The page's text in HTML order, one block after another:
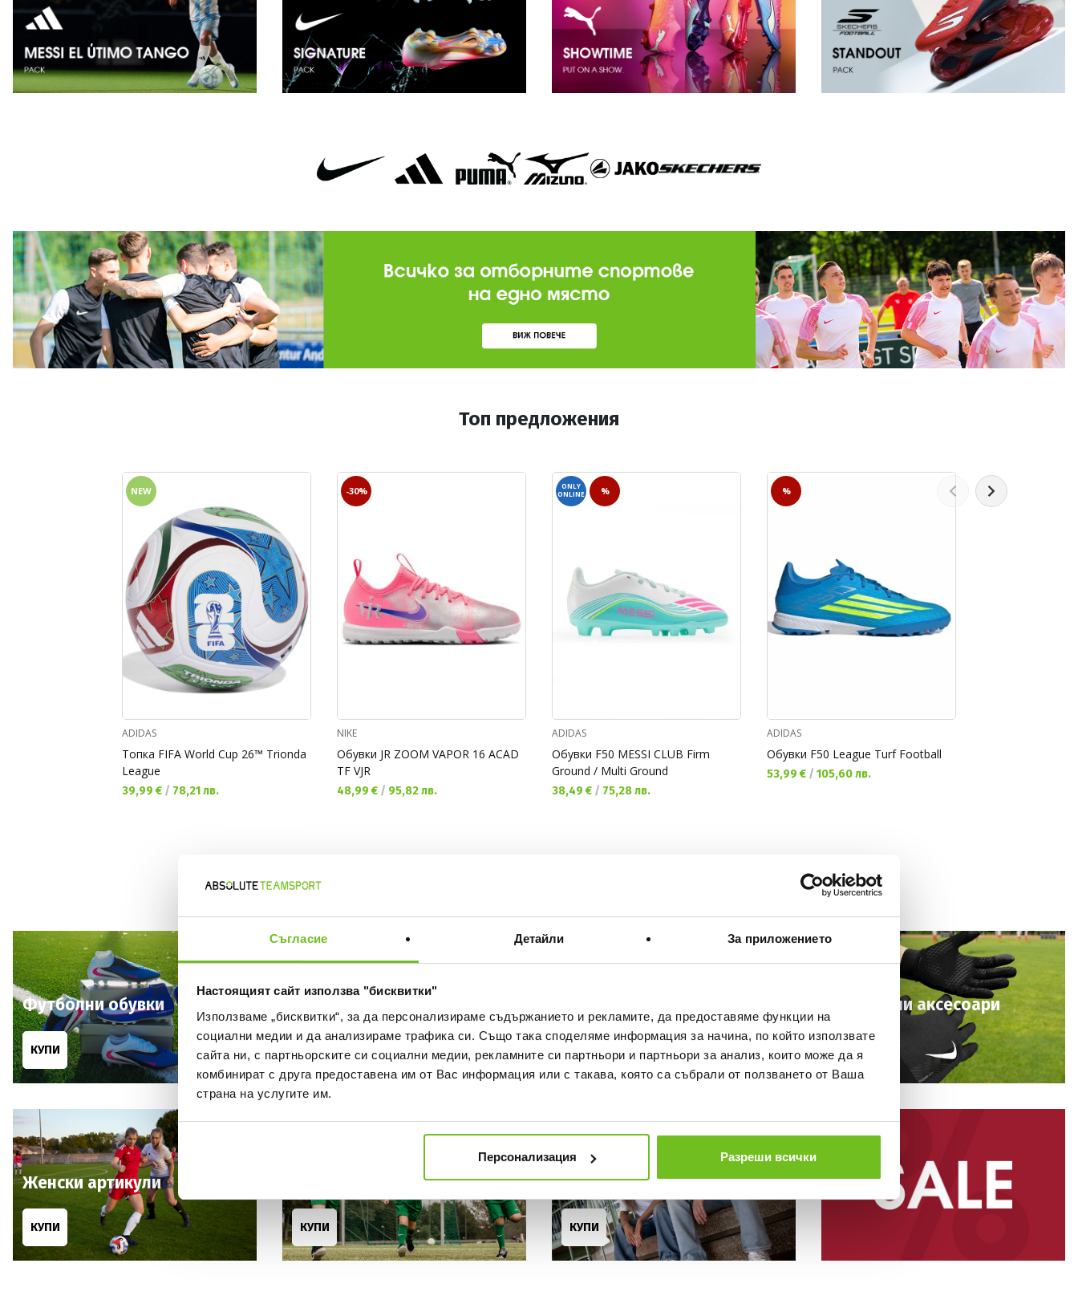
Съгласие Детайли За приложението
Настоящият сайт използва "бисквитки"
Използваме „бисквитки“, за да персонализираме съдържанието и рекламите, да предоставяме функции на
социални медии и да анализираме трафика си. Също така споделяме информация за начина, по който използвате
сайта ни, с партньорските си социални медии, рекламните си партньори и партньори за анализ, които може да я
комбинират с друга предоставена им от Вас информация или с такава, която са събрали от ползването от Ваша
страна на услугите им.
Персонализация Разреши всички
Топ предложения
NEW
ADIDAS
Топка FIFA World Cup 26™ Trionda
League
Текуща цена:
39,99 € / 78,21 лв.
-30%
NIKE
Обувки JR ZOOM VAPOR 16 ACAD
TF VJR
Текуща цена:
48,99 € / 95,82 лв.
ONLY
ONLINE
%
ADIDAS
Обувки F50 MESSI CLUB Firm
Ground / Multi Ground
Текуща цена:
38,49 € / 75,28 лв.
%
ADIDAS
Обувки F50 League Turf Football
Текуща цена:
53,99 € / 105,60 лв.
ONLY
ONLINE
Футболни обувки
КУПИ КУПИ КУПИ
Футболни аксесоари
КУПИ
Женски артикули
КУПИ
Детски артикули
КУПИ
Sportstyle
КУПИ